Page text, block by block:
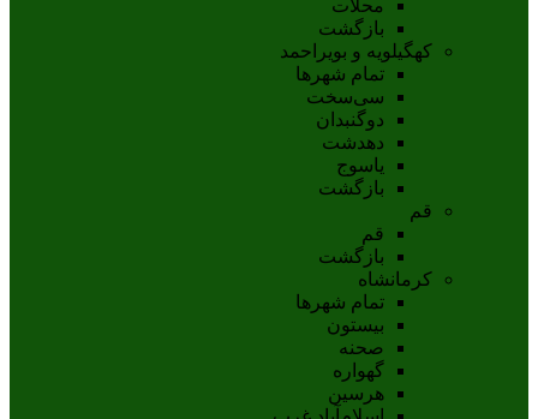
محلات
بازگشت
کهگیلویه و بویراحمد
تمام شهر‌ها
سی‌سخت
دوگنبدان
دهدشت
ياسوج
بازگشت
قم
قم
بازگشت
کرمانشاه
تمام شهر‌ها
بیستون
صحنه
گهواره
هرسین